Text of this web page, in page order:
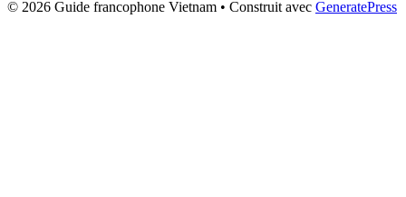
© 2026 Guide francophone Vietnam • Construit avec GeneratePress